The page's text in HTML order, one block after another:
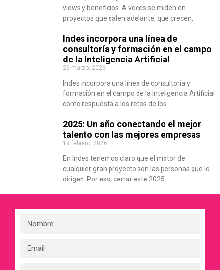
views y beneficios. A veces se miden en
proyectos que salen adelante, que crecen,
Indes incorpora una línea de
consultoría y formación en el campo
de la Inteligencia Artificial
26 marzo, 2026
Indes incorpora una línea de consultoría y
formación en el campo de la Inteligencia Artificial
como respuesta a los retos de los
2025: Un año conectando el mejor
talento con las mejores empresas
19 febrero, 2026
En Indes tenemos claro que el motor de
cualquier gran proyecto son las personas que lo
dirigen. Por eso, cerrar este 2025